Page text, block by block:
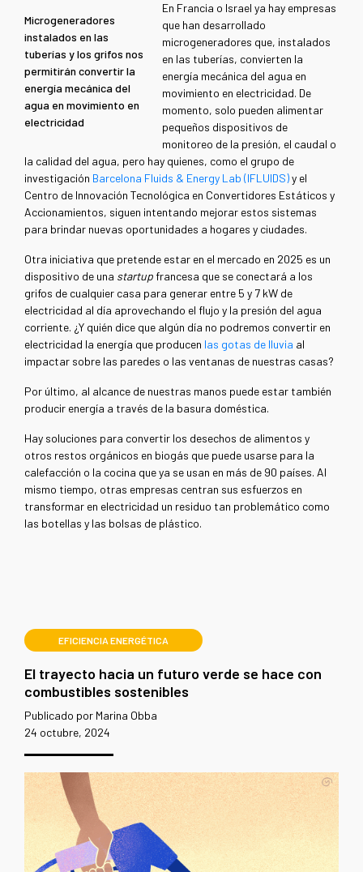
Microgeneradores
instalados en las
tuberías y los grifos nos
permitirán convertir la
energía mecánica del
agua en movimiento en
electricidad
En Francia o Israel ya hay empresas
que han desarrollado
microgeneradores que, instalados
en las tuberías, convierten la
energía mecánica del agua en
movimiento en electricidad. De
momento, solo pueden alimentar
pequeños dispositivos de
monitoreo de la presión, el caudal o
la calidad del agua, pero hay quienes, como el grupo de
investigación Barcelona Fluids & Energy Lab (IFLUIDS)y el
Centro de Innovación Tecnológica en Convertidores Estáticos y
Accionamientos, siguen intentando mejorar estos sistemas
para brindar nuevas oportunidades a hogares y ciudades.
Otra iniciativa que pretende estar en el mercado en 2025 es un
dispositivo de una startupfrancesa que se conectará a los
grifos de cualquier casa para generar entre 5 y 7 kW de
electricidad al día aprovechando el flujo y la presión del agua
corriente. ¿Y quién dice que algún día no podremos convertir en
electricidad la energía que producen las gotas de lluvia al
impactar sobre las paredes o las ventanas de nuestras casas?
Por último, al alcance de nuestras manos puede estar también
producir energía a través de la basura doméstica.
Hay soluciones para convertir los desechos de alimentos y
otros restos orgánicos en biogás que puede usarse para la
calefacción o la cocina que ya se usan en más de 90 países. Al
mismo tiempo, otras empresas centran sus esfuerzos en
transformar en electricidad un residuo tan problemático como
las botellas y las bolsas de plástico.
EFICIENCIA ENERGÉTICA
El trayecto hacia un futuro verde se hace con
combustibles sostenibles
Publicado por Marina Obba
24 octubre, 2024